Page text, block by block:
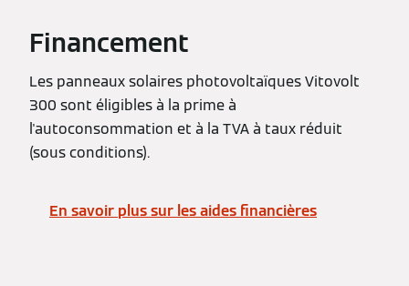
Financement
Les panneaux solaires photovoltaïques Vitovolt
300 sont éligibles à la prime à
l'autoconsommation et à la TVA à taux réduit
(sous conditions).
En savoir plus sur les aides financières